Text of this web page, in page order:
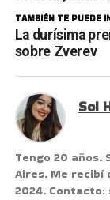
TAMBIÉN TE PUEDE
La durísima
sobre Zverev
Sol
Tengo 20 años.
Aires. Me recibí
2024.